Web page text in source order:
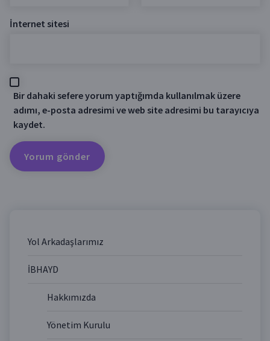
İnternet sitesi
Bir dahaki sefere yorum yaptığımda kullanılmak üzere
adımı, e-posta adresimi ve web site adresimi bu tarayıcıya
kaydet.
Yol Arkadaşlarımız
İBHAYD
Hakkımızda
Yönetim Kurulu